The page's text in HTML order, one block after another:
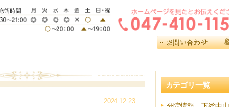
2024.12.23
カテゴリ一覧
分院情報 下総中山